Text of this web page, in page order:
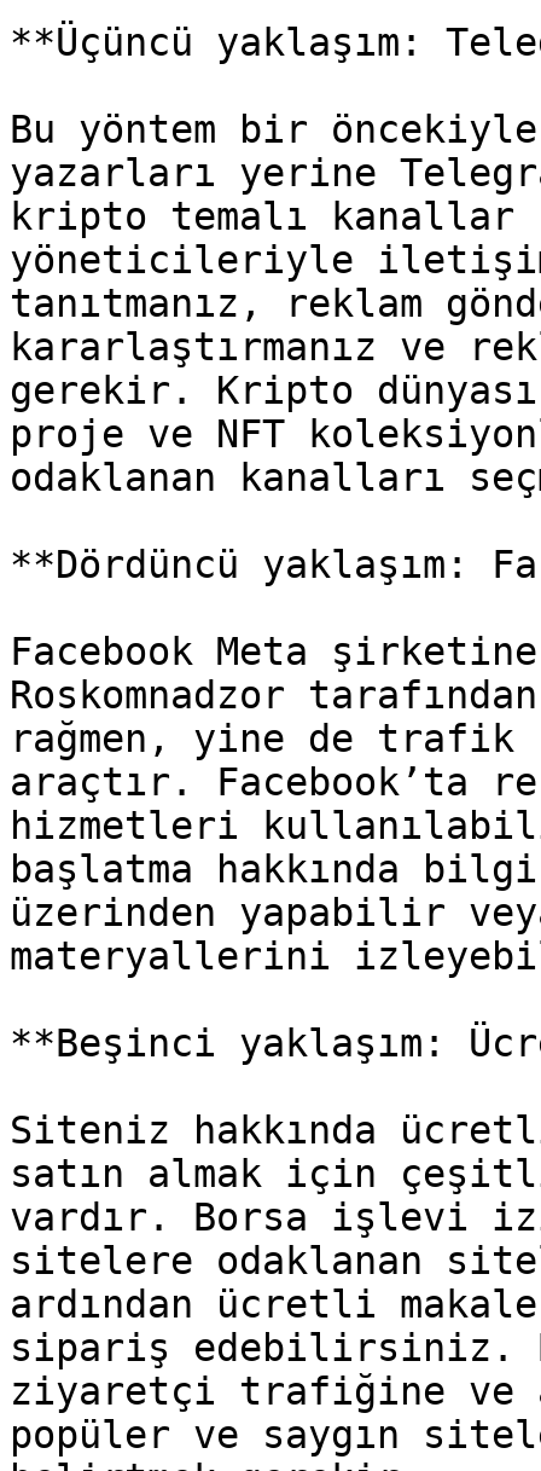
**Üçüncü yaklaşım:
Bu yöntem bir
yazarları yerine
kripto temalı kanallar
yöneticileriyle
tanıtmanız, reklam
kararlaştırmanız ve
gerekir. Kripto
proje ve NFT
odaklanan kanalları
**Dördüncü yaklaşım:
Facebook Meta
Roskomnadzor
rağmen, yine de trafik
araçtır. Facebook’ta
hizmetleri
başlatma hakkında
üzerinden yapabilir
materyallerini
**Beşinci yaklaşım:
Siteniz hakkında
satın almak için
vardır. Borsa işlevi
sitelere odaklanan
ardından ücretli
sipariş edebilirsiniz.
ziyaretçi trafiğine
popüler ve saygın